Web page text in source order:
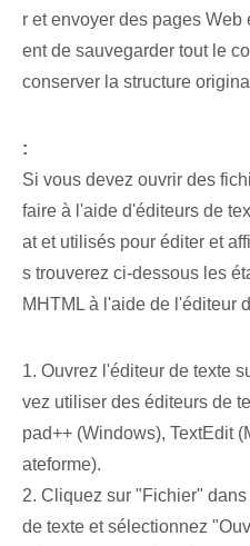
r et envoyer des pages
ent de sauvegarder tout le
conserver la structure
:
Si vous devez ouvrir des
faire à l'aide d'éditeurs de
at et utilisés pour éditer et
s trouverez ci-dessous les
MHTML à l'aide de l'éditeur
1. Ouvrez l'éditeur de texte
vez utiliser des éditeurs de
pad++ (Windows), TextEdit
ateforme).
2. Cliquez sur "Fichier"
de texte et sélectionnez